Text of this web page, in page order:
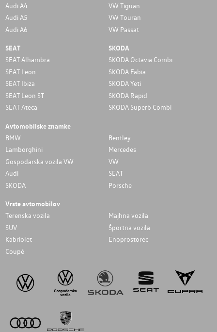
Audi A4
Audi A5
Audi A6
VW Tiguan
VW Touran
VW Passat
SEAT
SEAT Alhambra
SEAT Leon
SEAT Ibiza
SEAT Leon ST
SEAT Ateca
SKODA
SKODA Octavia Combi
SKODA Fabia
SKODA Yeti
SKODA Rapid
SKODA Superb Combi
Avtomobilske znamke
BMW
Bentley
Lamborghini
Mercedes
Gospodarska vozila VW
VW
Audi
SEAT
SKODA
Porsche
Vrste avtomobilov
Terenska vozila
Majhna vozila
SUV
Športna vozila
Kabriolet
Enoprostorec
Coupé